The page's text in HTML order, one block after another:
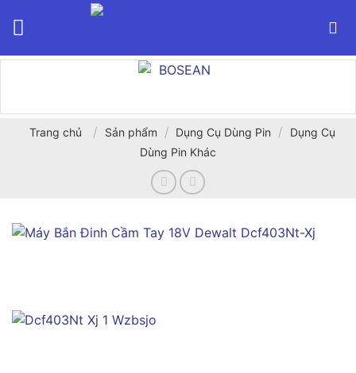
Trang chủ / Sản phẩm / Dụng Cụ Dùng Pin /
Dụng Cụ
Dùng Pin Khác